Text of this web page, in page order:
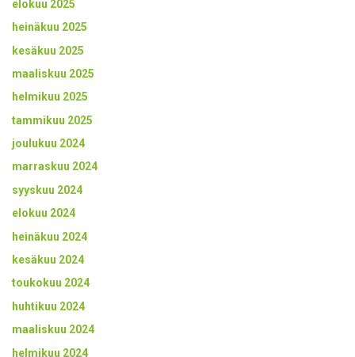
elokuu 2025
heinäkuu 2025
kesäkuu 2025
maaliskuu 2025
helmikuu 2025
tammikuu 2025
joulukuu 2024
marraskuu 2024
syyskuu 2024
elokuu 2024
heinäkuu 2024
kesäkuu 2024
toukokuu 2024
huhtikuu 2024
maaliskuu 2024
helmikuu 2024